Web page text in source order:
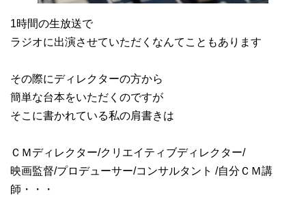
1時間の生放送で
ラジオに出演させていただくなんてこともあります
その際にディレクターの方から
簡単な台本をいただくのですが
そこに書かれている私の肩書きは
ＣＭディレクター/クリエイティブディレクター/
映画監督/プロデューサー/コンサルタント /自分ＣＭ講
師・・・